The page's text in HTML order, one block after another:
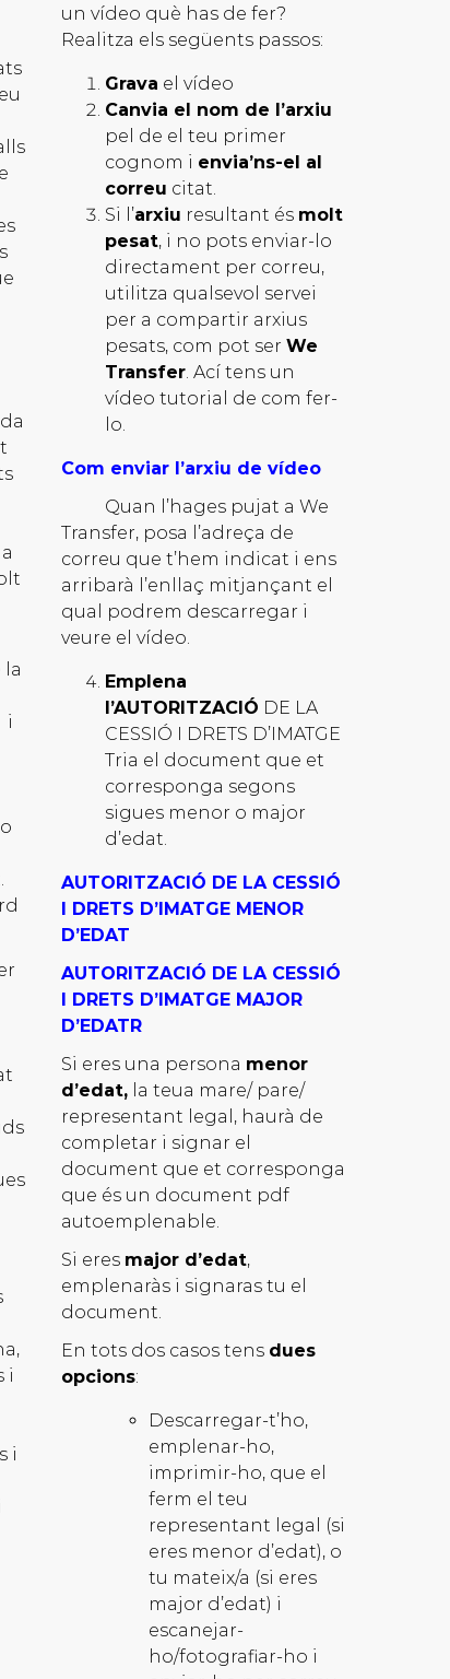
la
i
i
i
un vídeo què has de fer?
Realitza els següents passos:
Grava el vídeo
Canvia el nom de l’arxiu
pel de el teu primer
cognom i envia’ns-el al
correu citat.
Si l’arxiu resultant és molt
pesat, i no pots enviar-lo
directament per correu,
utilitza qualsevol servei
per a compartir arxius
pesats, com pot serWe
Transfer. Ací tens un
vídeo tutorial de com fer-
lo.
Com enviar l’arxiu de vídeo
Quan l’hages pujat a We
Transfer, posa l’adreça de
correu que t’hem indicat i ens
arribarà l’enllaç mitjançant el
qual podrem descarregar i
veure el vídeo.
Emplena
l’AUTORITZACIÓ DE LA
CESSIÓ I DRETS D’IMATGE
Tria el document que et
corresponga segons
sigues menor o major
d’edat.
AUTORITZACIÓ DE LA CESSIÓ
I DRETS D’IMATGE MENOR
D’EDAT
AUTORITZACIÓ DE LA CESSIÓ
I DRETS D’IMATGE MAJOR
D’EDATR
Si eres una persona menor
d’edat, la teua mare/ pare/
representant legal, haurà de
completar i signar el
document que et corresponga
que és un document pdf
autoemplenable.
Si eres major d’edat,
emplenaràs i signaras tu el
document.
En tots dos casos tens dues
opcions:
Descarregar-t’ho,
emplenar-ho,
imprimir-ho, que el
ferm el teu
representant legal (si
eres menor d’edat), o
tu mateix/a (si eres
major d’edat) i
escanejar-
ho/fotografiar-ho i